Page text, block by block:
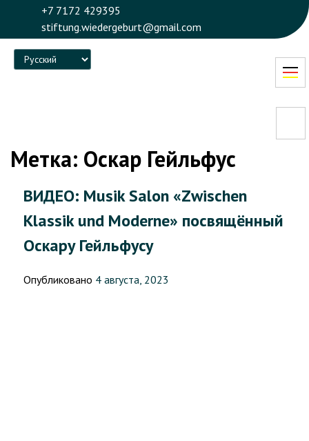
+7 7172 429395
stiftung.wiedergeburt@gmail.com
Language
Метка: Оскар Гейльфус
ВИДЕО: Musik Salon «Zwischen
Klassik und Moderne» посвящённый
Оскару Гейльфусу
Опубликовано 4 августа, 2023